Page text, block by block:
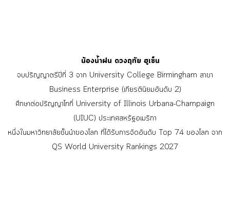
น้องน้ำฝน ดวงฤทัย ฮูเซ็น
จบปริญญาตรีปีที่ 3 จาก University College Birmingham สาขา
Business Enterprise (เกียรตินิยมอันดับ 2)
ศึกษาต่อปริญญาโทที่ University of Illinois Urbana-Champaign
(UIUC) ประเทศสหรัฐอเมริกา
หนึ่งในมหาวิทยาลัยชั้นนำของโลก ที่ได้รับการจัดอันดับ Top 74 ของโลก จาก
QS World University Rankings 2027